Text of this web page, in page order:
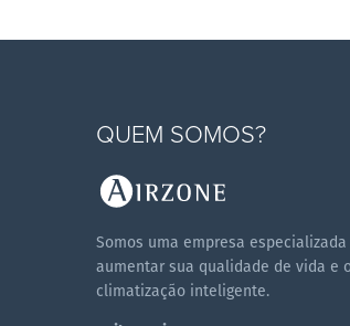
QUEM SOMOS?
Somos uma empresa
aumentar sua qualidade de vida e
climatização inteligente.